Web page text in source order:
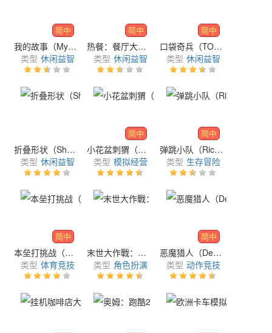
简中
我的故事（My Story）
类型 休闲益智
简中
热餐：餐厅大亨（Food Fever: Restaurant Tycoon）
类型 休闲益智
简中
口袋奇兵（TOP WAR）
类型 休闲益智
折叠形状（Shape Fold）
类型 休闲益智
简中
小花盆刺猬（Hananezumi）
类型 模拟经营
简中
弹跳小队（Ricochet Squad）
类型 生存冒险
简中
本垒打挑战（Homerun Challenge）
类型 体育竞技
末世大作戰：挂机英雄（Hero Sword）
类型 角色扮演
简中
恶魔猎人（Devil Hunter Idle）
类型 动作竞技